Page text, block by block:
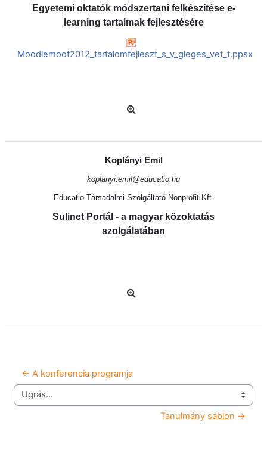
Egyetemi oktatók módszertani felkészítése e-
learning tartalmak fejlesztésére
Moodlemoot2012_tartalomfejleszt_s_v_gleges_vet_t.ppsx
Koplányi Emil
koplanyi.emil@educatio.hu
Educatio Társadalmi Szolgáltató Nonprofit Kft.
Sulinet Portál - a magyar közoktatás
szolgálatában
← A konferencia programja
Ugrás...
Tanulmány sablon →